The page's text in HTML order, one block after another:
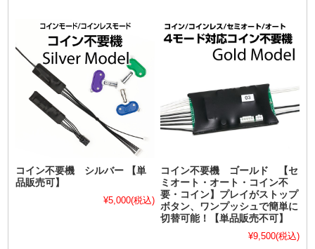
コイン不要機 シルバー 【単
品販売可】
¥5,000(税込)
コイン不要機 ゴールド 【セ
ミオート・オート・コイン不
要・コイン】プレイがストップ
ボタン、ワンプッシュで簡単に
切替可能！【単品販売不可】
¥9,500(税込)